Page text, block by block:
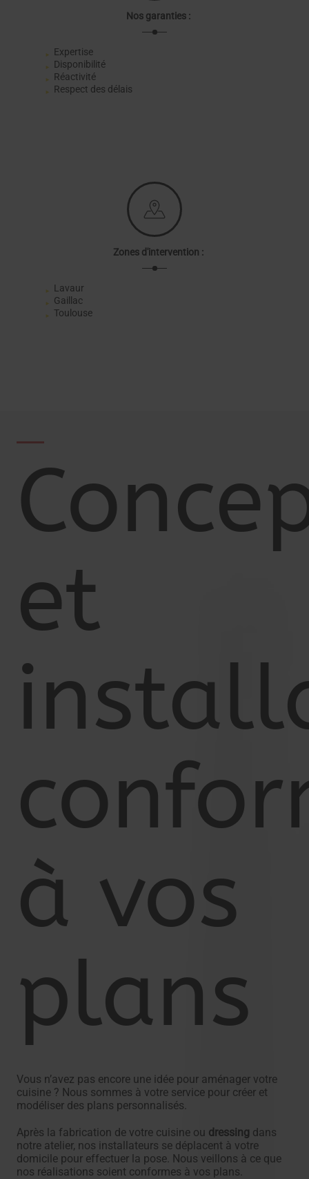
Nos garanties :
Expertise
Disponibilité
Réactivité
Respect des délais
Zones d'intervention :
Lavaur
Gaillac
Toulouse
et
à vos
plans
Vous n’avez pas encore une idée pour aménager votre
cuisine ? Nous sommes à votre service pour créer et
modéliser des plans personnalisés.
Après la fabrication de votre cuisine ou dressing dans
notre atelier, nos installateurs se déplacent à votre
domicile pour effectuer la pose. Nous veillons à ce que
nos réalisations soient conformes à vos plans.